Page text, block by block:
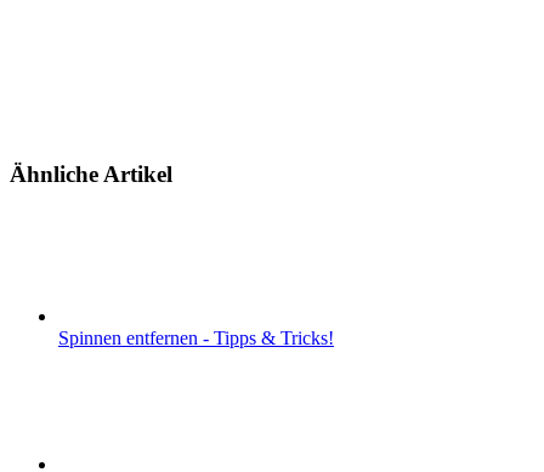
Ähnliche Artikel
Spinnen entfernen - Tipps & Tricks!